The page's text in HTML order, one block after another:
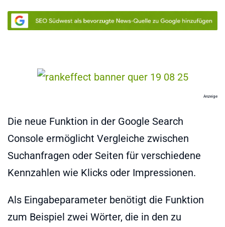
Anzeige
Die neue Funktion in der Google Search
Console ermöglicht Vergleiche zwischen
Suchanfragen oder Seiten für verschiedene
Kennzahlen wie Klicks oder Impressionen.
Als Eingabeparameter benötigt die Funktion
zum Beispiel zwei Wörter, die in den zu